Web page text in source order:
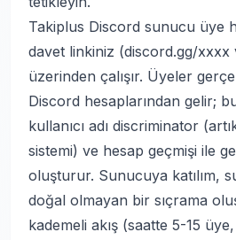
Takiplus Discord sunucu üye
davet linkiniz (discord.gg/xxxx
üzerinden çalışır. Üyeler
Discord hesaplarından gelir;
kullanıcı adı discriminator
sistemi) ve hesap geçmişi ile
oluşturur. Sunucuya katılım,
doğal olmayan bir sıçrama
kademeli akış (saatte 5-15